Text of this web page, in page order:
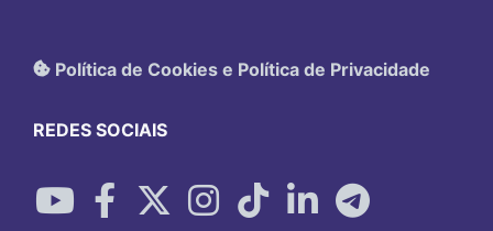
Política de Cookies e Política de Privacidade
REDES SOCIAIS